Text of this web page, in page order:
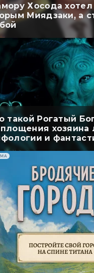
Хосода хотел
Миядзаки, а
такой Рогатый
хозяина
и